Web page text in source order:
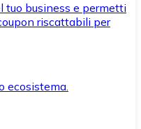
tuo business e permetti
riscattabili per
ecosistema.